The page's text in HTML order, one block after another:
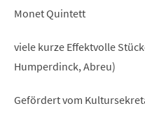
Monet Quintett
viele kurze Effektvolle
Humperdinck, Abreu)
Gefördert vom